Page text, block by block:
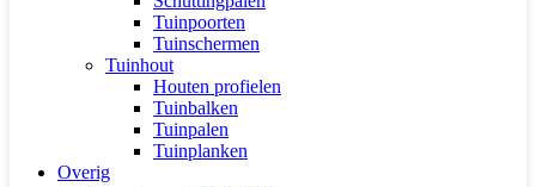
Tuinpoorten
Tuinschermen
Tuinhout
Houten profielen
Tuinbalken
Tuinpalen
Tuinplanken
Overig